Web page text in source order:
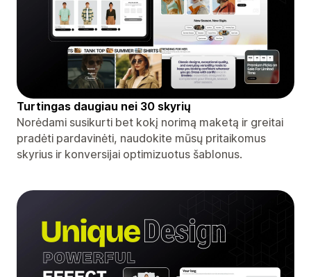
Turtingas daugiau nei 30 skyrių
Norėdami susikurti bet kokį norimą maketą ir greitai
pradėti pardavinėti, naudokite mūsų pritaikomus
skyrius ir konversijai optimizuotus šablonus.